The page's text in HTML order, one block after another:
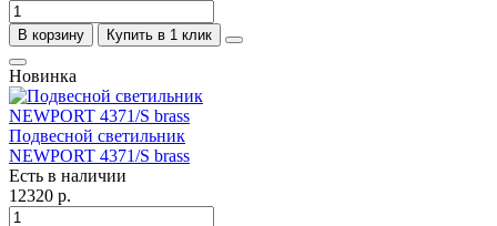
В корзину Купить в 1 клик
Новинка
Подвесной светильник
NEWPORT 4371/S brass
Есть в наличии
12320 р.